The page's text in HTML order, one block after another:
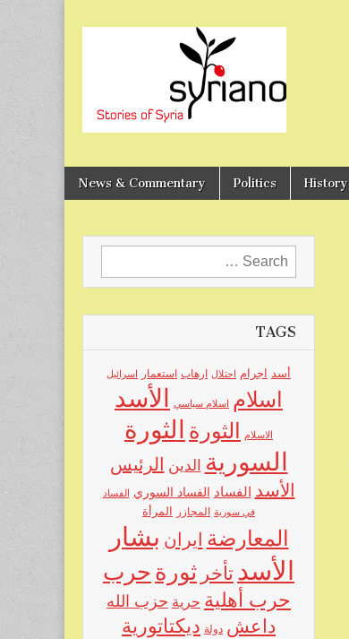
syriano History
Politics
News & Commentary
Search
for:
TAGS
أسد اجرام احتلال ارهاب استعمار اسرائيل
اسلام اسلام سياسي الأسد
الاسلام الثورة الثورة
السورية
الدين
الرئيس
الأسد
الفساد الفساد السوري الفساد
في سورية
المجازر المرأة
المعارضة ايران بشار
الأسد تأخر ثورة حرب
حرب أهلية حرية حزب الله
داعش دولة ديكتاتورية